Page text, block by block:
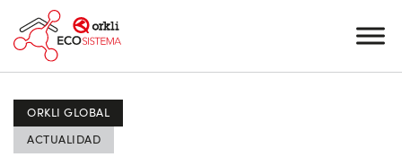
ORKLI GLOBAL
ACTUALIDAD